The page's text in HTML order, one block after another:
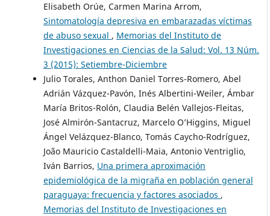
Elisabeth Orúe, Carmen Marina Arrom,
Sintomatología depresiva en embarazadas víctimas
de abuso sexual , Memorias del Instituto de
Investigaciones en Ciencias de la Salud: Vol. 13 Núm.
3 (2015): Setiembre-Diciembre
Julio Torales, Anthon Daniel Torres-Romero, Abel
Adrián Vázquez-Pavón, Inés Albertini-Weiler, Ámbar
María Britos-Rolón, Claudia Belén Vallejos-Fleitas,
José Almirón-Santacruz, Marcelo O’Higgins, Miguel
Ángel Velázquez-Blanco, Tomás Caycho-Rodríguez,
João Mauricio Castaldelli-Maia, Antonio Ventriglio,
Iván Barrios, Una primera aproximación
epidemiológica de la migraña en población general
paraguaya: frecuencia y factores asociados ,
Memorias del Instituto de Investigaciones en